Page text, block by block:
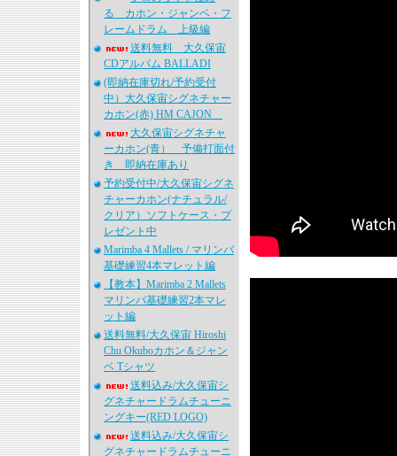
る カホン・ジャンベ・フ
レームドラム 上級編
送料無料 大久保宙
CDアルバム BALLADI
(即納在庫切れ/予約受付
中）大久保宙シグネチャー
カホン(赤) HM CAJON
大久保宙シグネチャ
ーカホン(青） 予備打面付
き 即納在庫あり
予約受付中/大久保宙シグネ
チャーカホン(ナチュラル/
クリア）ソフトケース・プ
レゼント中
Marimba 4 Mallets / マリンバ
基礎練習4本マレット編
【教本】Marimba 2 Mallets
マリンバ基礎練習2本マレ
ット編
送料無料/大久保宙 Hiroshi
Chu Okuboカホン＆ジャン
ベ Tシャツ
送料込み/大久保宙シ
グネチャードラムチューニ
ングキー(RED LOGO)
送料込み/大久保宙シ
グネチャードラムチューニ